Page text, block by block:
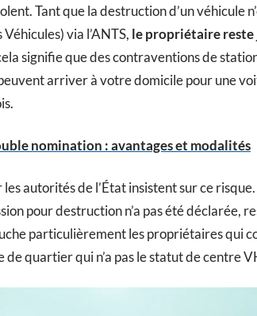
Tant que la destruction d’un véhicule
via l’ANTS, le propriétaire
signifie que des contraventions de
arriver à votre domicile pour une
nomination : avantages et modalités
autorités de l’État insistent sur ce
pour destruction n’a pas été déclarée,
particulièrement les propriétaires qui
quartier qui n’a pas le statut de centre